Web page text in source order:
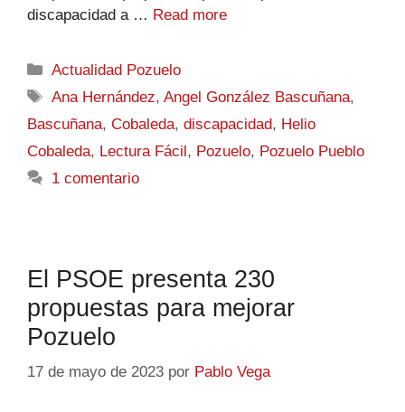
discapacidad a … Read more
Actualidad Pozuelo
Ana Hernández,Angel González Bascuñana,
Bascuñana, Cobaleda, discapacidad, Helio
Cobaleda, Lectura Fácil, Pozuelo, Pozuelo Pueblo
1 comentario
El PSOE presenta 230
propuestas para mejorar
Pozuelo
17 de mayo de 2023 por Pablo Vega